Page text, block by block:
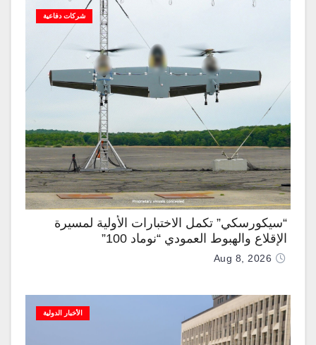
شركات دفاعية
“سيكورسكي” تكمل الاختبارات الأولية لمسيرة
الإقلاع والهبوط العمودي “نوماد 100”
Aug 8, 2026
الأخبار الدولية